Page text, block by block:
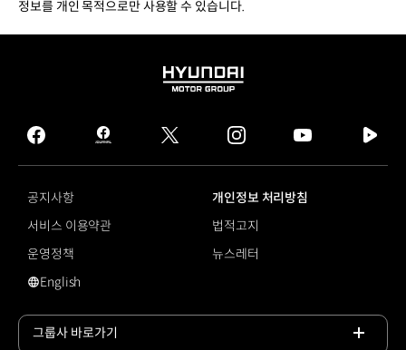
정보를 개인 목적으로만 사용할 수 있습니다.
HYUNDAI
GROUP
facebook
hmg
journal
twitter instagram
tv
공지사항
개인정보 처리방침
서비스 이용약관
법적고지
운영정책
뉴스레터
영문 사이트로 이동
English
그룹사 바로가기